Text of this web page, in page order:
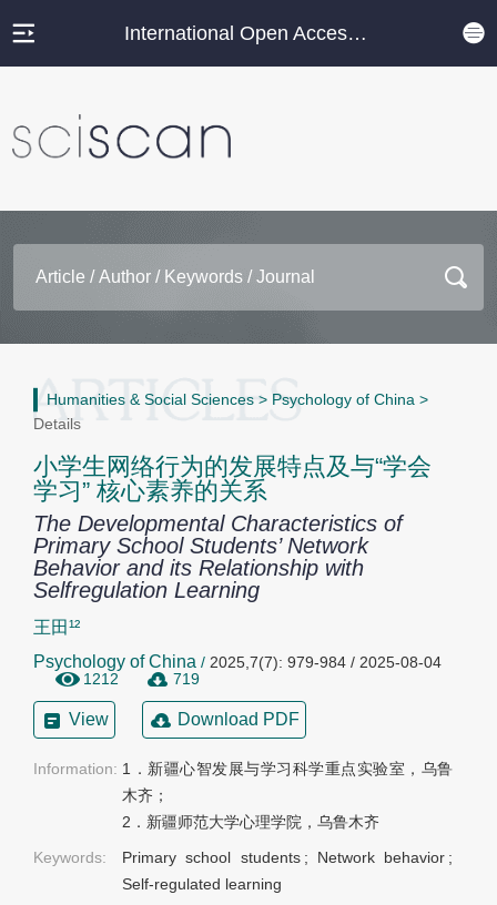
International Open Access Journal Platform
Humanities & Social Sciences > Psychology of China >
Details
小学生网络行为的发展特点及与“学会
学习” 核心素养的关系
The Developmental Characteristics of
Primary School Students’ Network
Behavior and its Relationship with
Selfregulation Learning
王田¹²
Psychology of China / 2025,7(7): 979-984 / 2025-08-04
1212
719
View Download PDF
Information: 1．新疆心智发展与学习科学重点实验室，乌鲁
木齐；
2．新疆师范大学心理学院，乌鲁木齐
Keywords:
Primary school students ; Network behavior ;
Self-regulated learning